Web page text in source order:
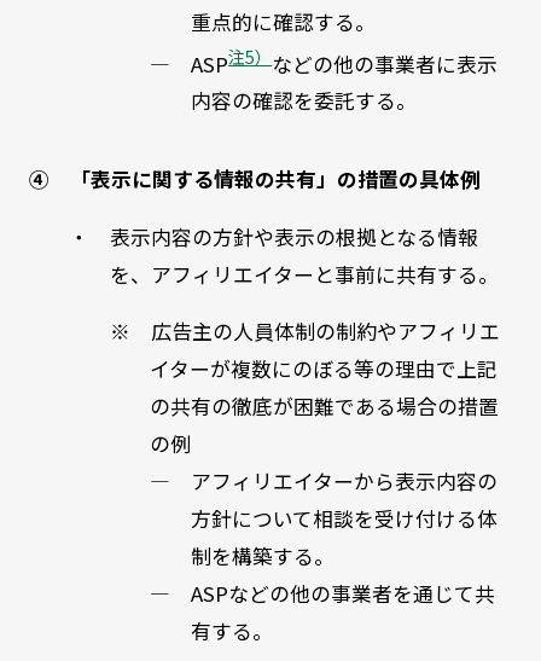
重点的に確認する。
― ASP注5） などの他の事業者に表示
内容の確認を委託する。
④ 「表示に関する情報の共有」の措置の具体例
・ 表示内容の方針や表示の根拠となる情報
を、アフィリエイターと事前に共有する。
※ 広告主の人員体制の制約やアフィリエ
イターが複数にのぼる等の理由で上記
の共有の徹底が困難である場合の措置
の例
― アフィリエイターから表示内容の
方針について相談を受け付ける体
制を構築する。
― ASPなどの他の事業者を通じて共
有する。